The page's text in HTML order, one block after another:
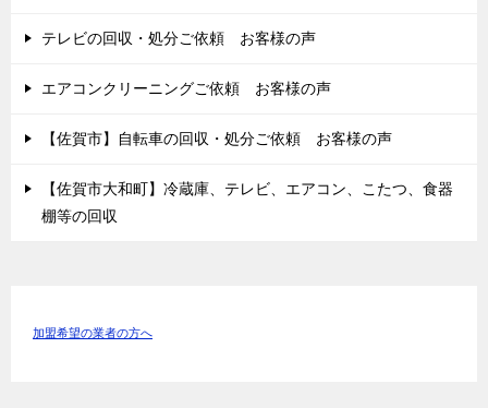
テレビの回収・処分ご依頼 お客様の声
エアコンクリーニングご依頼 お客様の声
【佐賀市】自転車の回収・処分ご依頼 お客様の声
【佐賀市大和町】冷蔵庫、テレビ、エアコン、こたつ、食器
棚等の回収
加盟希望の業者の方へ